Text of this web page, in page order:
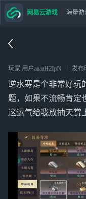
玩家 用户aaaaH2IpN 发布
逆水寒是个非常好玩
题，如果不流畅肯定
这运气给我放抽天赏
网易云游戏 海量游